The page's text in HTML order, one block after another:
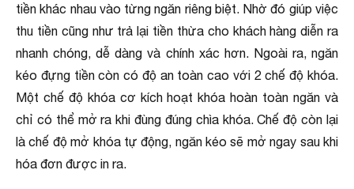
tiền khác nhau vào từng ngăn riêng biệt. Nhờ đó giúp việc
thu tiền cũng như trả lại tiền thừa cho khách hàng diễn ra
nhanh chóng, dễ dàng và chính xác hơn. Ngoài ra, ngăn
kéo đựng tiền còn có độ an toàn cao với 2 chế độ khóa.
Một chế độ khóa cơ kích hoạt khóa hoàn toàn ngăn và
chỉ có thể mở ra khi đùng đúng chìa khóa. Chế độ còn lại
là chế độ mở khóa tự động, ngăn kéo sẽ mở ngay sau khi
hóa đơn được in ra.